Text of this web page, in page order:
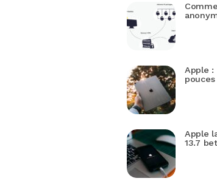
Apple :
Apple
13.7